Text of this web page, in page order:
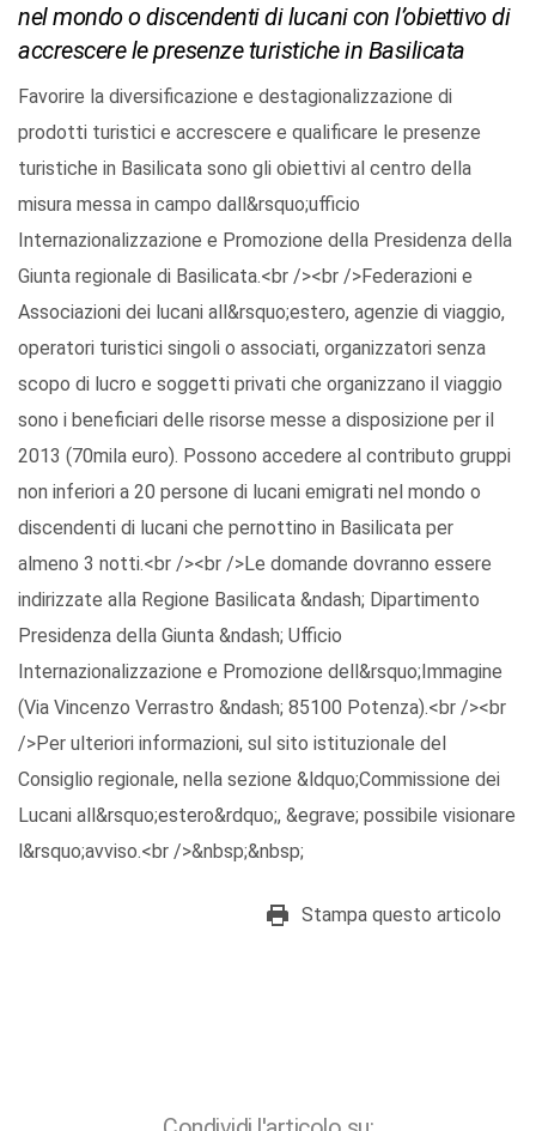
nel mondo o discendenti di lucani con l’obiettivo di
accrescere le presenze turistiche in Basilicata
Favorire la diversificazione e destagionalizzazione di
prodotti turistici e accrescere e qualificare le presenze
turistiche in Basilicata sono gli obiettivi al centro della
misura messa in campo dall&rsquo;ufficio
Internazionalizzazione e Promozione della Presidenza della
Giunta regionale di Basilicata.<br /><br />Federazioni e
Associazioni dei lucani all&rsquo;estero, agenzie di viaggio,
operatori turistici singoli o associati, organizzatori senza
scopo di lucro e soggetti privati che organizzano il viaggio
sono i beneficiari delle risorse messe a disposizione per il
2013 (70mila euro). Possono accedere al contributo gruppi
non inferiori a 20 persone di lucani emigrati nel mondo o
discendenti di lucani che pernottino in Basilicata per
almeno 3 notti.<br /><br />Le domande dovranno essere
indirizzate alla Regione Basilicata &ndash; Dipartimento
Presidenza della Giunta &ndash; Ufficio
Internazionalizzazione e Promozione dell&rsquo;Immagine
(Via Vincenzo Verrastro &ndash; 85100 Potenza).<br /><br
/>Per ulteriori informazioni, sul sito istituzionale del
Consiglio regionale, nella sezione &ldquo;Commissione dei
Lucani all&rsquo;estero&rdquo;, &egrave; possibile visionare
l&rsquo;avviso.<br />&nbsp;&nbsp;
Stampa questo articolo